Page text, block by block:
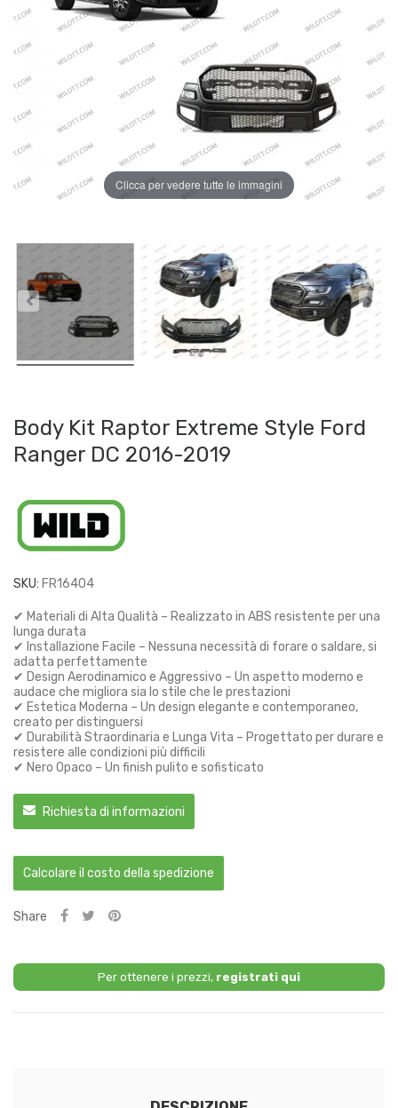
Clicca per vedere tutte le immagini
Body Kit Raptor Extreme Style Ford
Ranger DC 2016-2019
SKU: FR16404
✔ Materiali di Alta Qualità – Realizzato in ABS resistente per una
lunga durata
✔ Installazione Facile – Nessuna necessità di forare o saldare, si
adatta perfettamente
✔ Design Aerodinamico e Aggressivo – Un aspetto moderno e
audace che migliora sia lo stile che le prestazioni
✔ Estetica Moderna – Un design elegante e contemporaneo,
creato per distinguersi
✔ Durabilità Straordinaria e Lunga Vita – Progettato per durare e
resistere alle condizioni più difficili
✔ Nero Opaco – Un finish pulito e sofisticato
Richiesta di informazioni
Calcolare il costo della spedizione
Share
Per ottenere i prezzi, registrati qui